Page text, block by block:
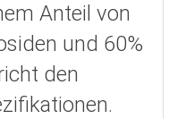
Anteil von
und 60%
den